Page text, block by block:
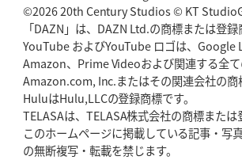
©2026 20th Century Studios © KT
「DAZN」は、DAZN Ltd.の商標または登録
YouTube およびYouTube ロゴは、Google
Amazon、Prime Videoおよび関連する全
Amazon.com, Inc.またはその関連会社の商
HuluはHulu,LLCの登録商標です。
TELASAは、TELASA株式会社の商標または
このホームページに掲載している記事・写
の無断複写・転載を禁じます。